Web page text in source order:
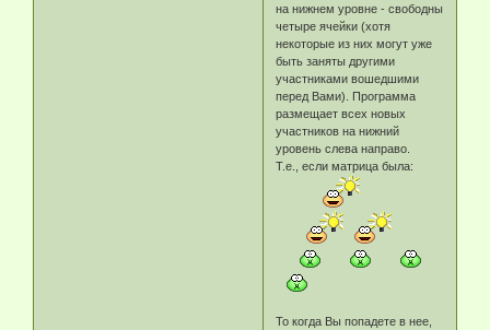
на нижнем уровне - свободны
четыре ячейки (хотя
некоторые из них могут уже
быть заняты другими
участниками вошедшими
перед Вами). Программа
размещает всех новых
участников на нижний
уровень слева направо.
Т.е., если матрица была:
То когда Вы попадете в нее,